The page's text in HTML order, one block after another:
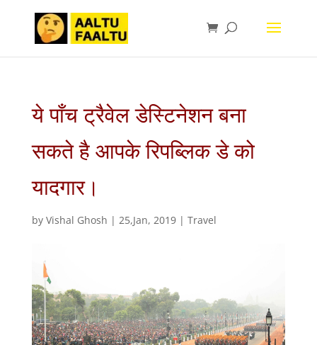
ये पाँच ट्रैवेल डेस्टिनेशन बना
सकते है आपके रिपब्लिक डे को
यादगार।
by Vishal Ghosh | 25,Jan, 2019| Travel